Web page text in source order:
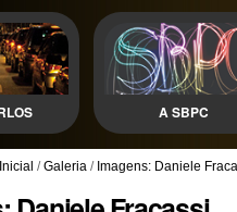
A SBPC
/Galeria / Imagens: Daniele